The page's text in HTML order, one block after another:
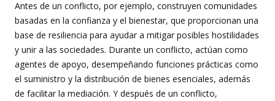
Antes de un conflicto, por ejemplo, construyen comunidades
basadas en la confianza y el bienestar, que proporcionan una
base de resiliencia para ayudar a mitigar posibles hostilidades
y unir a las sociedades. Durante un conflicto, actúan como
agentes de apoyo, desempeñando funciones prácticas como
el suministro y la distribución de bienes esenciales, además
de facilitar la mediación. Y después de un conflicto,